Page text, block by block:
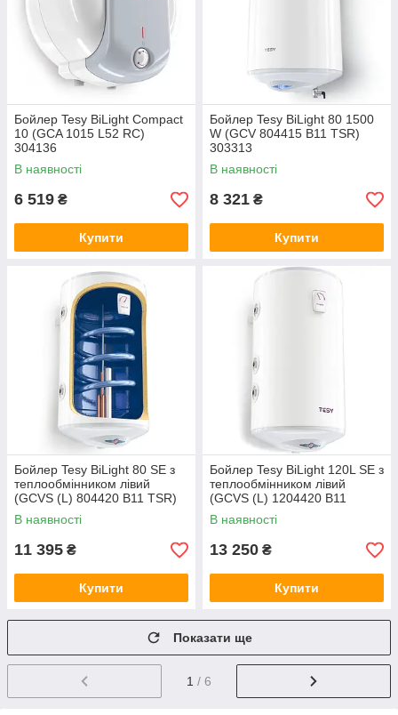
Бойлер Tesy BiLight Compact
10 (GCA 1015 L52 RC)
304136
В наявності
6 519 ₴
Купити
Бойлер Tesy BiLight 80 1500
W (GCV 804415 B11 TSR)
303313
В наявності
8 321 ₴
Купити
Бойлер Tesy BiLight 80 SE з
теплообмінником лівий
(GCVS (L) 804420 B11 TSR)
303318
В наявності
11 395 ₴
Купити
Бойлер Tesy BiLight 120L SE з
теплообмінником лівий
(GCVS (L) 1204420 B11
TSRP) 305149
В наявності
13 250 ₴
Купити
Показати ще
1 / 6